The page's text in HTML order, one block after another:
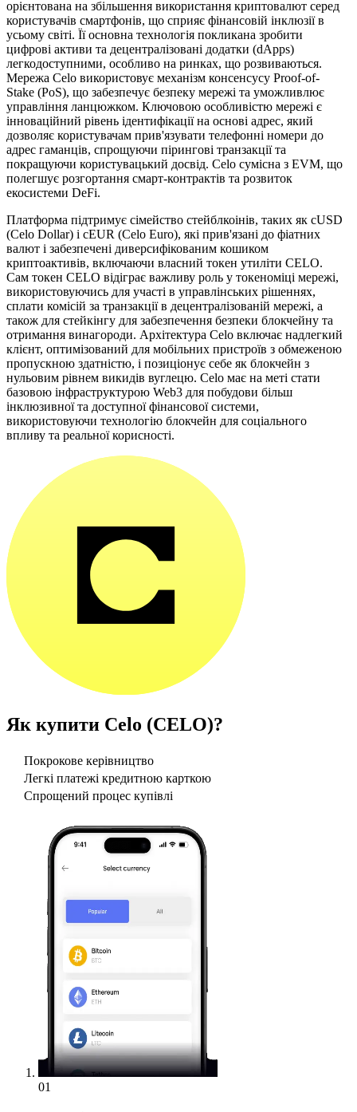
орієнтована на збільшення використання криптовалют серед
користувачів смартфонів, що сприяє фінансовій інклюзії в
усьому світі. Її основна технологія покликана зробити
цифрові активи та децентралізовані додатки (dApps)
легкодоступними, особливо на ринках, що розвиваються.
Мережа Celo використовує механізм консенсусу Proof-of-
Stake (PoS), що забезпечує безпеку мережі та уможливлює
управління ланцюжком. Ключовою особливістю мережі є
інноваційний рівень ідентифікації на основі адрес, який
дозволяє користувачам прив'язувати телефонні номери до
адрес гаманців, спрощуючи пірингові транзакції та
покращуючи користувацький досвід. Celo сумісна з EVM, що
полегшує розгортання смарт-контрактів та розвиток
екосистеми DeFi.
Платформа підтримує сімейство стейблкоінів, таких як cUSD
(Celo Dollar) і cEUR (Celo Euro), які прив'язані до фіатних
валют і забезпечені диверсифікованим кошиком
криптоактивів, включаючи власний токен утиліти CELO.
Сам токен CELO відіграє важливу роль у токеноміці мережі,
використовуючись для участі в управлінських рішеннях,
сплати комісій за транзакції в децентралізованій мережі, а
також для стейкінгу для забезпечення безпеки блокчейну та
отримання винагороди. Архітектура Celo включає надлегкий
клієнт, оптимізований для мобільних пристроїв з обмеженою
пропускною здатністю, і позиціонує себе як блокчейн з
нульовим рівнем викидів вуглецю. Celo має на меті стати
базовою інфраструктурою Web3 для побудови більш
інклюзивної та доступної фінансової системи,
використовуючи технологію блокчейн для соціального
впливу та реальної корисності.
Як купити Celo (CELO)?
Покрокове керівництво
Легкі платежі кредитною карткою
Спрощений процес купівлі
01